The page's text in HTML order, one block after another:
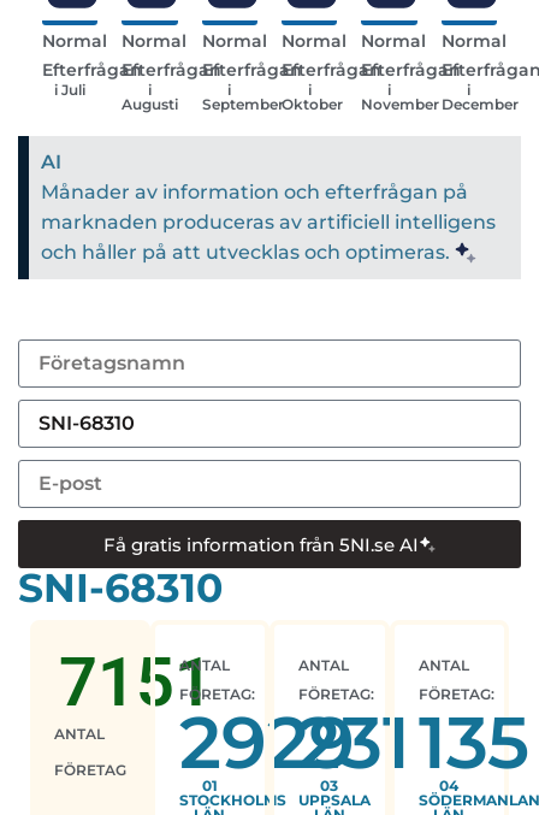
Normal
Efterfrågan
i Juli
Normal
Efterfrågan
i
Augusti
Normal
Efterfrågan
i
September
Normal
Efterfrågan
i
Oktober
Normal
Efterfrågan
i
November
Normal
i
December
AI
Månader av information och efterfrågan på
marknaden produceras av artificiell intelligens
och håller på att utvecklas och optimeras.
Få gratis information från 5NI.se AI
SNI-68310
ANTAL
FÖRETAG
7151
ANTAL
FÖRETAG:
2929
01
STOCKHOLMS
ANTAL
FÖRETAG:
231
03
UPPSALA
ANTAL
FÖRETAG:
135
04